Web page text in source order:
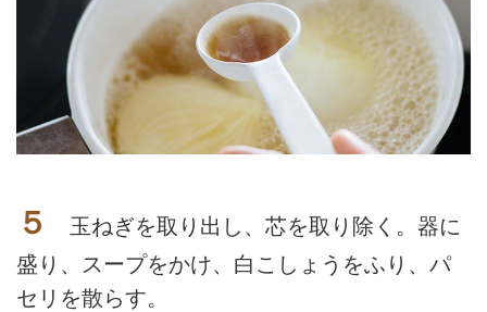
５
玉ねぎを取り出し、芯を取り除く。器に
盛り、スープをかけ、白こしょうをふり、パ
セリを散らす。